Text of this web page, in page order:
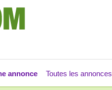
annonce Toutes les annonces